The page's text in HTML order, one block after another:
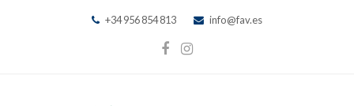
+34 956 854 813 info@fav.es
Facebook
Instagram